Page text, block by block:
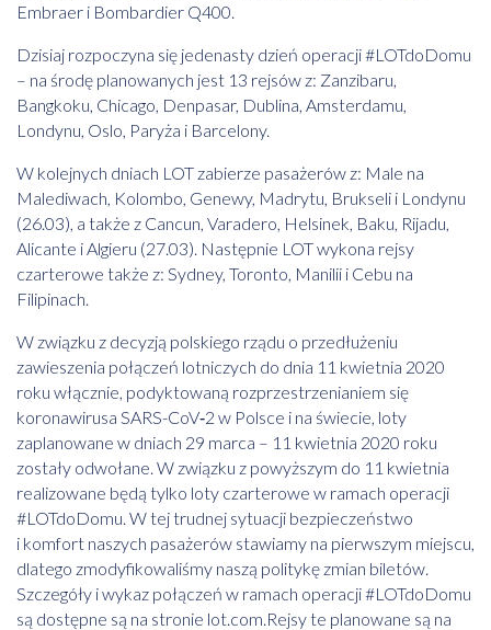
Embraer i Bombardier Q400.
Dzisiaj rozpoczyna się jedenasty dzień operacji #LOTdoDomu
– na środę planowanych jest 13 rejsów z: Zanzibaru,
Bangkoku, Chicago, Denpasar, Dublina, Amsterdamu,
Londynu, Oslo, Paryża i Barcelony.
W kolejnych dniach LOT zabierze pasażerów z: Male na
Malediwach, Kolombo, Genewy, Madrytu, Brukseli i Londynu
(26.03), a także z Cancun, Varadero, Helsinek, Baku, Rijadu,
Alicante i Algieru (27.03). Następnie LOT wykona rejsy
czarterowe także z: Sydney, Toronto, Manilii i Cebu na
Filipinach.
W związku z decyzją polskiego rządu o przedłużeniu
zawieszenia połączeń lotniczych do dnia 11 kwietnia 2020
roku włącznie, podyktowaną rozprzestrzenianiem się
koronawirusa SARS-CoV‑2 w Polsce i na świecie, loty
zaplanowane w dniach 29 marca – 11 kwietnia 2020 roku
zostały odwołane. W związku z powyższym do 11 kwietnia
realizowane będą tylko loty czarterowe w ramach operacji
#LOTdoDomu. W tej trudnej sytuacji bezpieczeństwo
i komfort naszych pasażerów stawiamy na pierwszym miejscu,
dlatego zmodyfikowaliśmy naszą politykę zmian biletów.
Szczegóły i wykaz połączeń w ramach operacji #LOTdoDomu
są dostępne są na stronie lot.com.Rejsy te planowane są na